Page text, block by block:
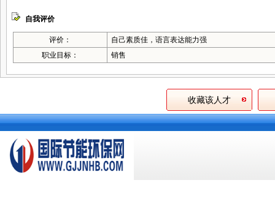
自我评价
评价：
自己素质佳，语言表达能力强
职业目标：
销售